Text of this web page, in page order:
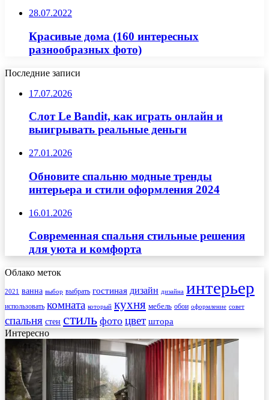
28.07.2022
Красивые дома (160 интересных
разнообразных фото)
Последние записи
17.07.2026
Слот Le Bandit, как играть онлайн и
выигрывать реальные деньги
27.01.2026
Обновите спальню модные тренды
интерьера и стили оформления 2024
16.01.2026
Современная спальня стильные решения
для уюта и комфорта
Облако меток
2021 ванна выбор выбрать гостиная дизайн дизайна интерьер
использовать комната который кухня мебель обои оформление совет
спальня стен стиль фото цвет штора
Интересно